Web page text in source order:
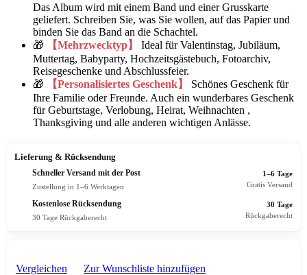
Das Album wird mit einem Band und einer Grusskarte
geliefert. Schreiben Sie, was Sie wollen, auf das Papier und
binden Sie das Band an die Schachtel.
🎁
【Mehrzwecktyp】
Ideal für Valentinstag, Jubiläum,
Muttertag, Babyparty, Hochzeitsgästebuch, Fotoarchiv,
Reisegeschenke und Abschlussfeier.
🎁
【Personalisiertes Geschenk】
Schönes Geschenk für
Ihre Familie oder Freunde. Auch ein wunderbares Geschenk
für Geburtstage, Verlobung, Heirat, Weihnachten ,
Thanksgiving und alle anderen wichtigen Anlässe.
Lieferung & Rücksendung
Schneller Versand mit der Post
Zustellung in 1–6 Werktagen
1–6 Tage
Gratis Versand
Kostenlose Rücksendung
30 Tage Rückgaberecht
30 Tage
Rückgaberecht
Vergleichen Zur Wunschliste hinzufügen